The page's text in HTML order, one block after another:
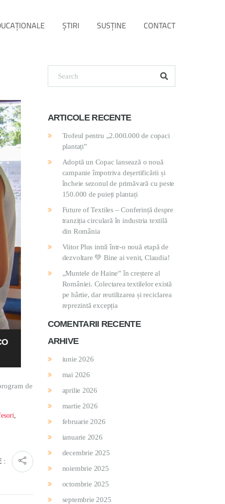
ŞTIRI SUSŢINE CONTACT
de
,
:
ARTICOLE RECENTE
Trofeul pentru „2.000.000 de copaci
plantați”
Adoptă un Copac lansează o nouă
campanie împotriva deșertificării și
încheie sezonul de primăvară cu peste
150.000 de puieți plantați
Future of Textiles – Conferință despre
tranziția circulară în industria textilă
din România
Viitor Plus intră într-o nouă etapă de
dezvoltare 💚 Bine ai venit, Claudia!
„Muntele de Haine” în creștere al
României. Colectarea textilelor există
pe hârtie, dar reutilizarea și reciclarea
reprezintă excepția
COMENTARII RECENTE
ARHIVE
iunie 2026
mai 2026
aprilie 2026
martie 2026
februarie 2026
ianuarie 2026
decembrie 2025
noiembrie 2025
octombrie 2025
septembrie 2025